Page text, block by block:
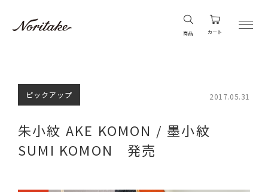
商品 カート
ピックアップ 2017.05.31
朱小紋 AKE KOMON / 墨小紋
SUMI KOMON 発売